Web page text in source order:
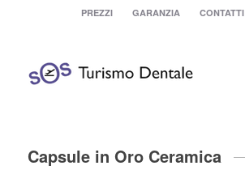
PREZZI GARANZIA CONTATTI
Capsule in Oro Ceramica